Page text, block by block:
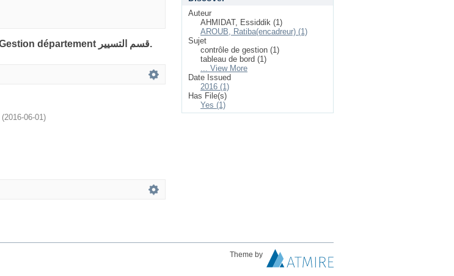
Showing 1 out of a total of 1 results for community: 3 Gestion département قسم التسيير.
(2016-06-01)
Auteur
AHMIDAT, Essiddik (1)
AROUB, Ratiba(encadreur) (1)
Sujet
contrôle de gestion (1)
tableau de bord (1)
... View More
Date Issued
2016 (1)
Has File(s)
Yes (1)
Theme by